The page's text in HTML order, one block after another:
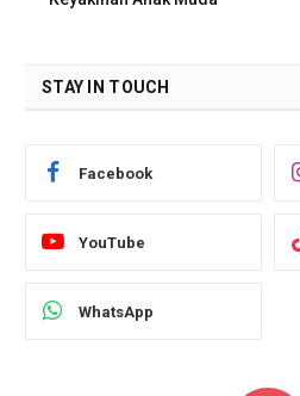
STAY IN TOUCH
Facebook
YouTube
WhatsApp